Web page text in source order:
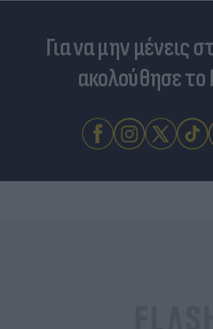
Για να μην μένεις
ακολούθησε το